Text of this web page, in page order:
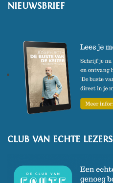
NIEUWSBRIEF
CLUB VAN ECHTE LEZERS